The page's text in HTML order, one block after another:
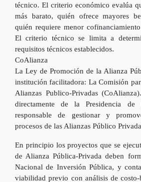
técnico. El criterio económico evalúa
más barato, quién ofrece mayores
quién requiere menor
El criterio técnico se limita a
requisitos técnicos establecidos.
CoAlianza
La Ley de Promoción de la Alianza
institución facilitadora: La Comisión
Alianzas Publico-Privadas
directamente de la Presidencia
responsable de gestionar y
procesos de las Alianzas Público
En principio los proyectos que se
de Alianza Pública-Privada deben
Nacional de Inversión Pública, y
viabilidad previo con análisis de